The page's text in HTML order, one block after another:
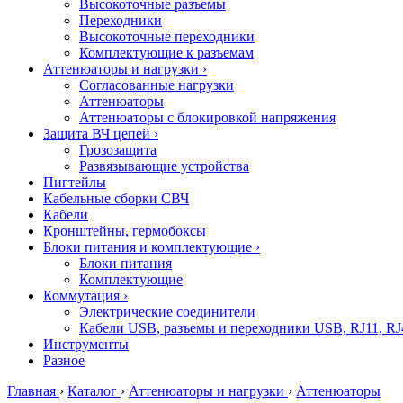
Высокоточные разъемы
Переходники
Высокоточные переходники
Комплектующие к разъемам
Аттенюаторы и нагрузки ›
Согласованные нагрузки
Аттенюаторы
Аттенюаторы с блокировкой напряжения
Защита ВЧ цепей ›
Грозозащита
Развязывающие устройства
Пигтейлы
Кабельные сборки СВЧ
Кабели
Кронштейны, гермобоксы
Блоки питания и комплектующие ›
Блоки питания
Комплектующие
Коммутация ›
Электрические соединители
Кабели USB, разъемы и переходники USB, RJ11,
Инструменты
Разное
Главная › Каталог › Аттенюаторы и нагрузки › Аттенюаторы